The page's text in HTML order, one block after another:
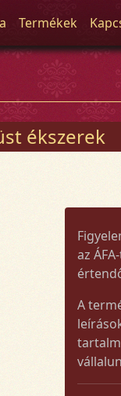
Termékek
ékszerek
az
A